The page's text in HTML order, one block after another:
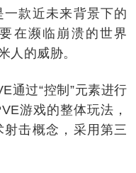
款近未来背景下的
在濒临崩溃的世界
人的威胁。
过“控制”元素进行
游戏的整体玩法，
击概念，采用第三